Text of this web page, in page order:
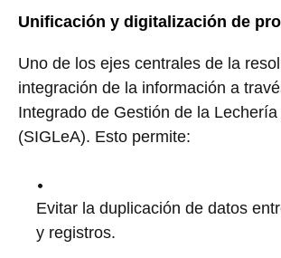
Unificación y digitalización de
Uno de los ejes centrales de la
integración de la información a
Integrado de Gestión de la
(SIGLeA). Esto permite:
Evitar la duplicación de datos
y registros.